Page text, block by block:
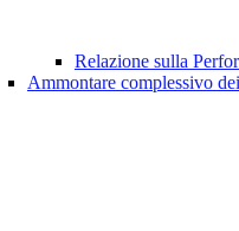
Relazione sulla
Ammontare complessivo